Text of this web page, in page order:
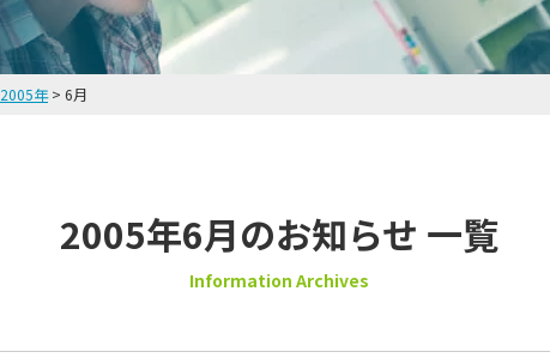
2005年> 6月
2005年6月のお知らせ 一覧
Information Archives